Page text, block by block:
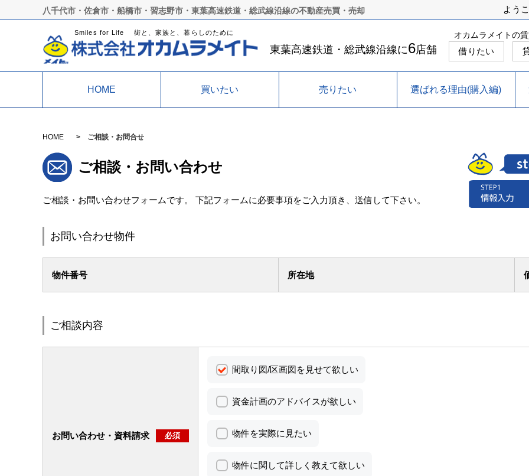
八千代市・佐倉市・船橋市・習志野市・東葉高速鉄道・総武線沿線の不動産売買・売却 よう
Smiles for Life 街と、家族と、暮らしのために
東葉高速鉄道・総武線沿線に6店舗
オカムラメイトの
借りたい
HOME 買いたい 売りたい 選ばれる理由(購入編)
HOME ご相談・お問合せ
ご相談・お問い合わせ
ご相談・お問い合わせフォームです。 下記フォームに必要事項をご入力頂き、送信して下さい。
お問い合わせ物件
物件番号 所在地
ご相談内容
お問い合わせ・資料請求 必須
間取り図/区画図を見せて欲しい
資金計画のアドバイスが欲しい
物件を実際に見たい
物件に関して詳しく教えて欲しい